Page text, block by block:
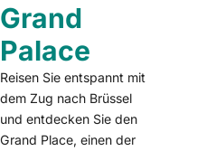
Grand
Palace
Reisen Sie entspannt mit
dem Zug nach Brüssel
und entdecken Sie den
Grand Place, einen der